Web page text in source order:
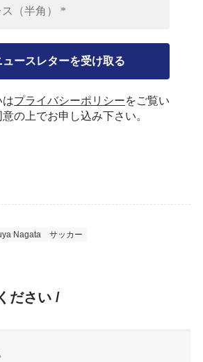
はプライバシーポリシーをご覧い
の上でお申し込み下さい。
Nagata サッカー
ださい /